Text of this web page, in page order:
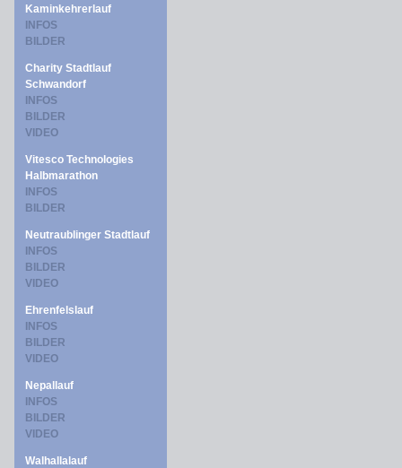
Kaminkehrerlauf
INFOS
BILDER
Charity Stadtlauf
Schwandorf
INFOS
BILDER
VIDEO
Vitesco Technologies
Halbmarathon
INFOS
BILDER
Neutraublinger Stadtlauf
INFOS
BILDER
VIDEO
Ehrenfelslauf
INFOS
BILDER
VIDEO
Nepallauf
INFOS
BILDER
VIDEO
Walhallalauf